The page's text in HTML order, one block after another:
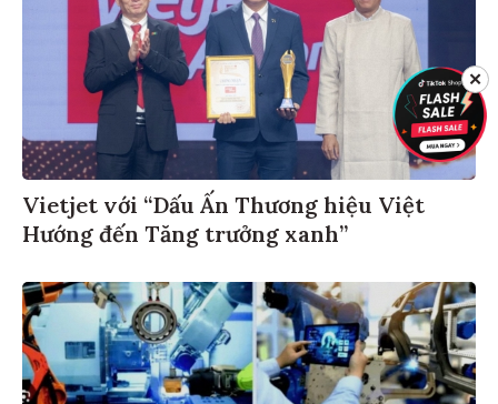
Vietjet với “Dấu Ấn Thương hiệu Việt
Hướng đến Tăng trưởng xanh”
✕